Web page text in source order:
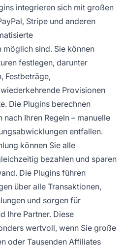
integrieren sich mit großen
Stripe und anderen
sind. Sie können
festlegen, darunter
Festbeträge,
Provisionen
Die Plugins berechnen
Ihren Regeln – manuelle
entfallen.
können Sie alle
bezahlen und sparen
Die Plugins führen
über alle Transaktionen,
und sorgen für
Ihre Partner. Diese
wertvoll, wenn Sie große
oder Tausenden Affiliates